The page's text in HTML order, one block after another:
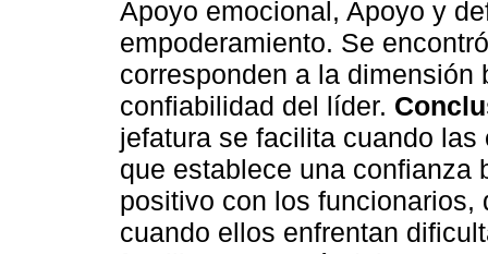
Apoyo emocional, Apoyo y
empoderamiento. Se
corresponden a la
confiabilidad del líder.
jefatura se facilita cuando
que establece una confianza
positivo con los funcionarios,
cuando ellos enfrentan